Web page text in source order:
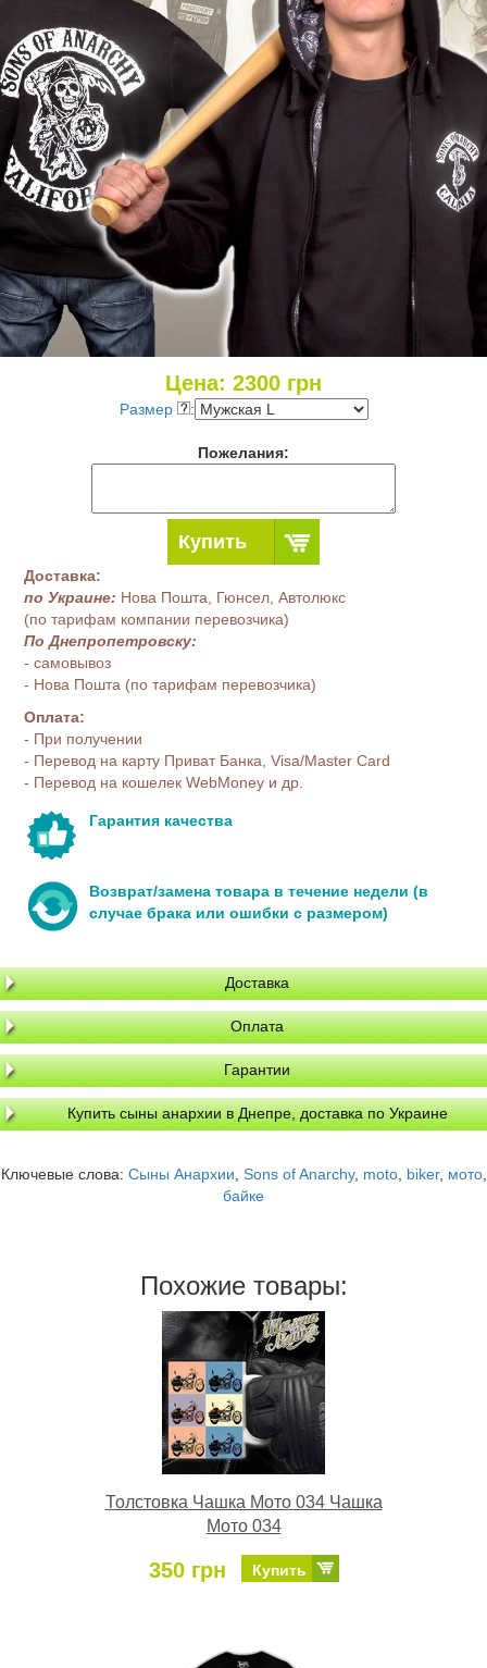
Цена: 2300 грн
Размер :
Пожелания:
Купить
Доставка:
по Украине: Нова Пошта, Гюнсел, Автолюкс
(по тарифам компании перевозчика)
По Днепропетровску:
- самовывоз
- Нова Пошта (по тарифам перевозчика)
Оплата:
- При получении
- Перевод на карту Приват Банка, Visa/Master Card
- Перевод на кошелек WebMoney и др.
Гарантия качества
Возврат/замена товара в течение недели (в
случае брака или ошибки с размером)
Доставка
Оплата
Гарантии
Купить сыны анархии в Днепре, доставка по Украине
Ключевые слова: Сыны Анархии Sons of Anarchy, moto, biker, мото,
байке
Похожие товары:
Толстовка Чашка Мото 034 Чашка
Мото 034
350 грн Купить